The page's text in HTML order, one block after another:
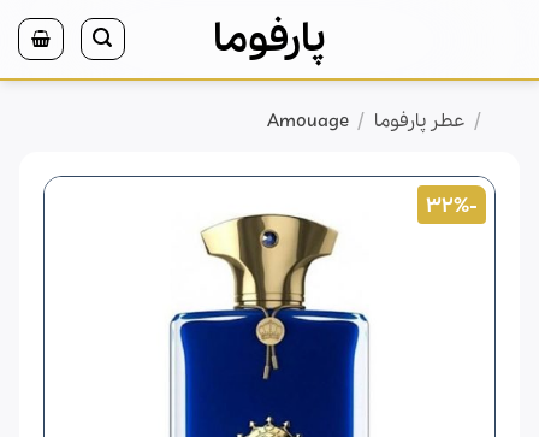
content
پارفوما
/ عطر پارفوما /
Amouage
-32%